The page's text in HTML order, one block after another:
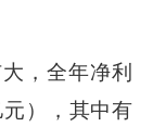
，全年净利
），其中有